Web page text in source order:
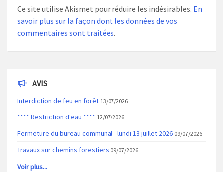
Ce site utilise Akismet pour réduire les indésirables. En
savoir plus sur la façon dont les données de vos
commentaires sont traitées.
AVIS
Interdiction de feu en forêt 13/07/2026
**** Restriction d'eau **** 12/07/2026
Fermeture du bureau communal - lundi 13 juillet 2026 09/07/2026
Travaux sur chemins forestiers 09/07/2026
Voir plus...